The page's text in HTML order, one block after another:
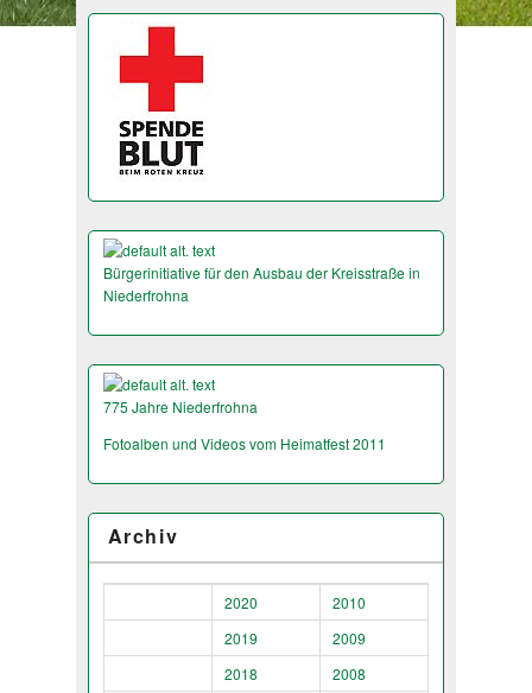
Bürgerinitiative für den Ausbau der Kreisstraße in
Niederfrohna
775 Jahre Niederfrohna
Fotoalben und Videos vom Heimatfest 2011
Archiv
2020
2010
2019
2009
2018
2008